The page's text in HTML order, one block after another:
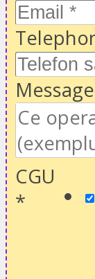
Message
CGU
*